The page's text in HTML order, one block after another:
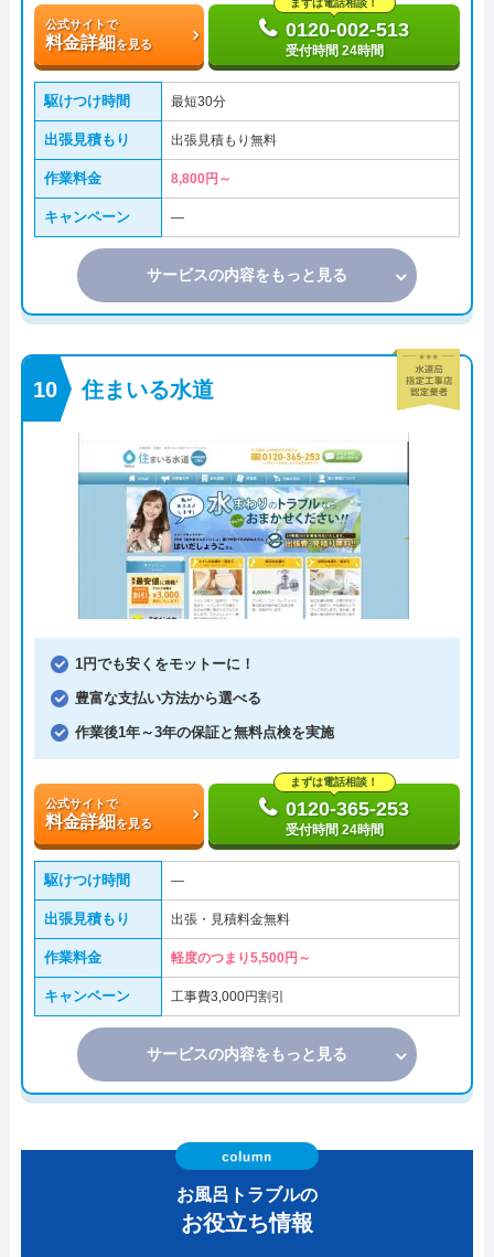
公式サイトで
料金詳細を見る
まずは電話相談！
0120-002-513
受付時間 24時間
駆けつけ時間 最短30分
出張見積もり 出張見積もり無料
作業料金 8,800円～
キャンペーン ―
サービスの内容をもっと見る
住まいる水道
1円でも安くをモットーに！
豊富な支払い方法から選べる
作業後1年～3年の保証と無料点検を実施
公式サイトで
料金詳細を見る
まずは電話相談！
0120-365-253
受付時間 24時間
駆けつけ時間 ―
出張見積もり 出張・見積料金無料
作業料金 軽度のつまり5,500円～
キャンペーン 工事費3,000円割引
サービスの内容をもっと見る
お風呂トラブルの
お役立ち情報